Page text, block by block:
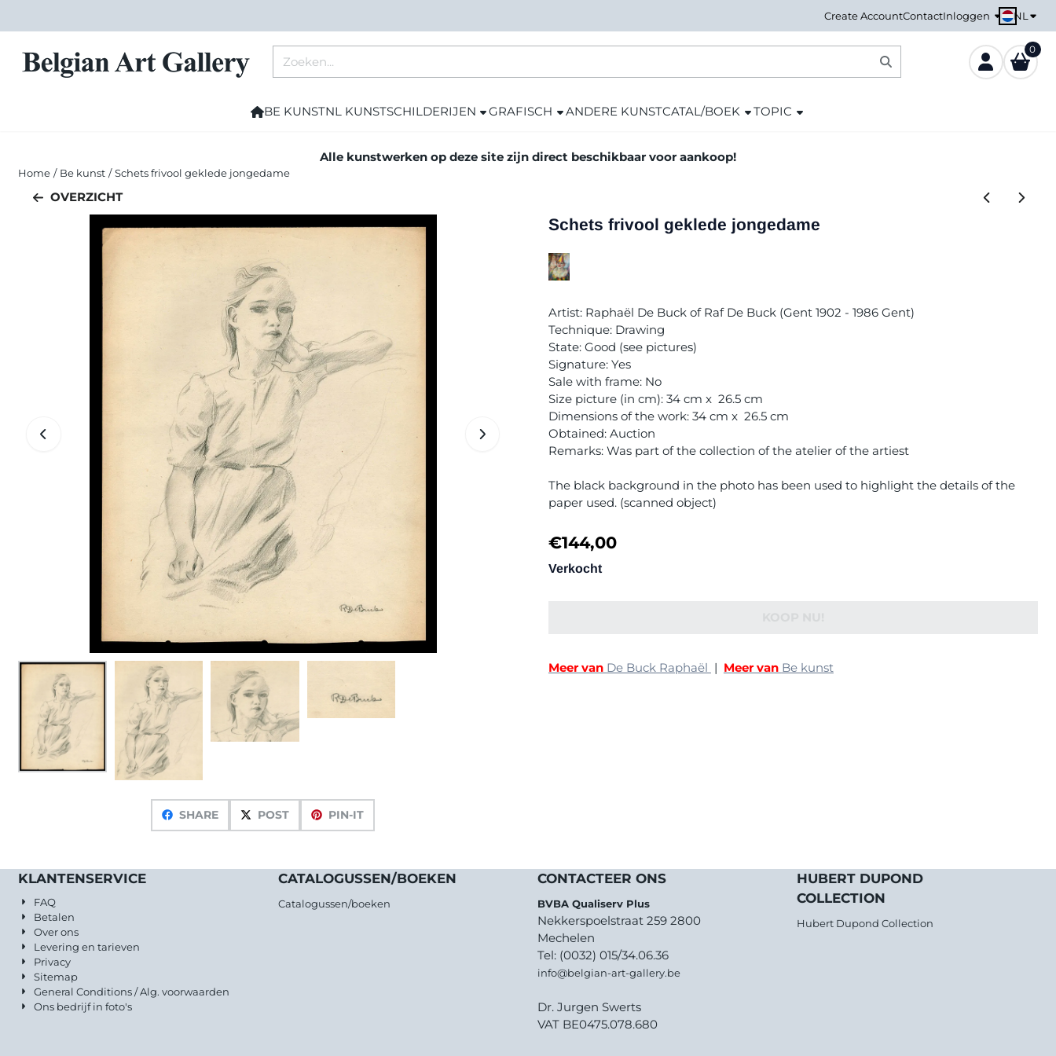
Create AccountContactInloggen NL
0
BE KUNSTNL KUNSTSCHILDERIJEN GRAFISCH ANDERE KUNSTCATAL/BOEK TOPIC
Alle kunstwerken op deze site zijn direct beschikbaar voor aankoop!
Home / Be kunst / Schets frivool geklede jongedame
OVERZICHT
SHARE POST PIN-IT
Schets frivool geklede jongedame
Artist: Raphaël De Buck of Raf De Buck (Gent 1902 - 1986 Gent)
Technique: Drawing
State: Good (see pictures)
Signature: Yes
Sale with frame: No
Size picture (in cm): 34 cm x 26.5 cm
Dimensions of the work: 34 cm x 26.5 cm
Obtained: Auction
Remarks: Was part of the collection of the atelier of the artiest
The black background in the photo has been used to highlight the details of the
paper used. (scanned object)
€144,00
Verkocht
Meer van De Buck Raphaël | Meer van Be kunst
KLANTENSERVICE
FAQ
Betalen
Over ons
Levering en tarieven
Privacy
Sitemap
General Conditions / Alg. voorwaarden
Ons bedrijf in foto's
CATALOGUSSEN/BOEKEN
Catalogussen/boeken
CONTACTEER ONS
BVBA Qualiserv Plus
Nekkerspoelstraat 259 2800
Mechelen
Tel: (0032) 015/34.06.36
info@belgian-art-gallery.be
Dr. Jurgen Swerts
VAT BE0475.078.680
HUBERT DUPOND
COLLECTION
Hubert Dupond Collection